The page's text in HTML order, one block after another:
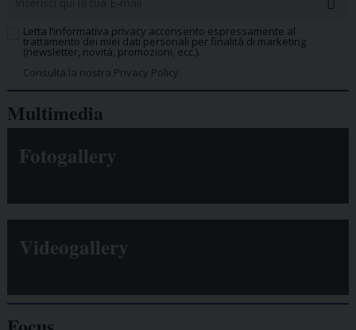
Letta l’informativa privacy acconsento espressamente al
trattamento dei miei dati personali per finalità di marketing
(newsletter, novità, promozioni, ecc.).
Consulta la nostra Privacy Policy.
Multimedia
Fotogallery
Videogallery